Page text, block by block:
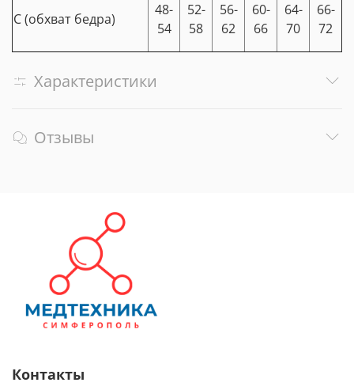
С (обхват бедра)
48-
54
52-
58
56-
62
60-
66
64-
70
66-
72
Характеристики
Отзывы
Контакты